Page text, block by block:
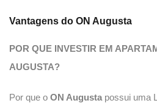
Vantagens do ON Augusta
POR QUE INVESTIR EM
AUGUSTA?
Por que o ON Augusta possui uma